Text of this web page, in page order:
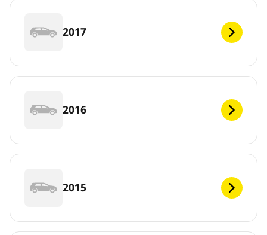
2017
2016
2015